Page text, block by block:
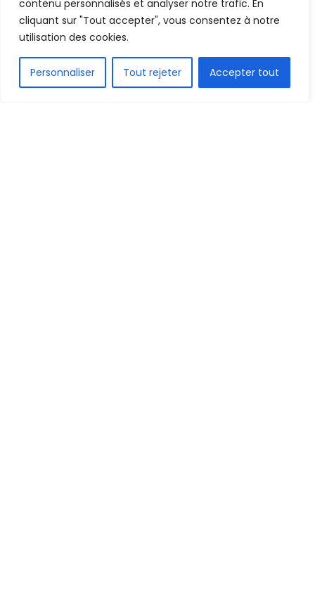
contenu personnalisés et analyser notre trafic. En
cliquant sur "Tout accepter", vous consentez à notre
utilisation des cookies.
Personnaliser Tout rejeter Accepter tout
FR